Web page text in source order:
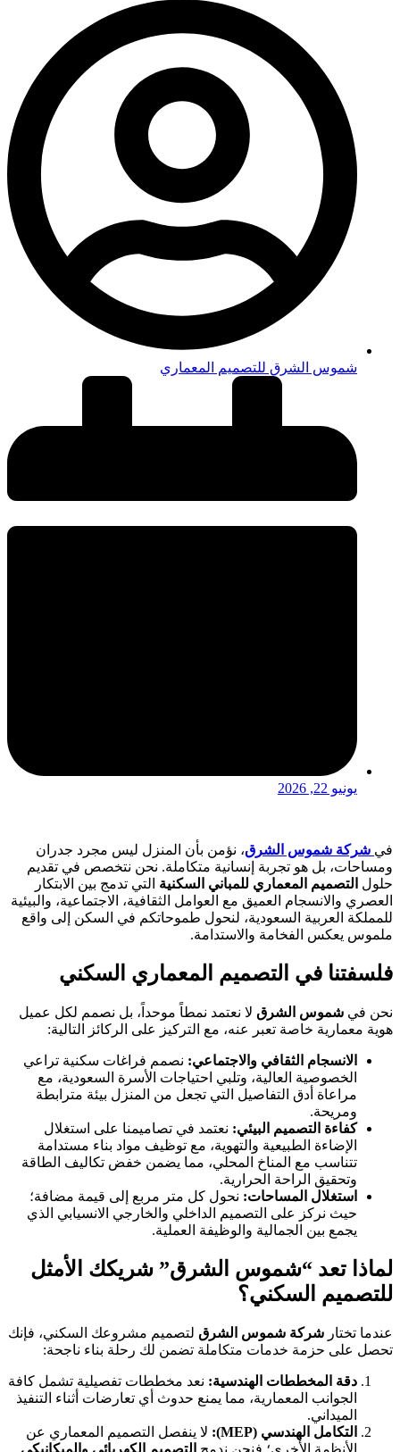
شموس الشرق للتصميم المعماري
يونيو 22, 2026
في شركة شموس الشرق، نؤمن بأن المنزل ليس مجرد جدران
ومساحات، بل هو تجربة إنسانية متكاملة. نحن نتخصص في تقديم
حلول التصميم المعماري للمباني السكنية التي تدمج بين الابتكار
العصري والانسجام العميق مع العوامل الثقافية، الاجتماعية، والبيئية
للمملكة العربية السعودية، لنحول طموحاتكم في السكن إلى واقع
ملموس يعكس الفخامة والاستدامة.
فلسفتنا في التصميم المعماري السكني
نحن في شموس الشرق لا نعتمد نمطاً موحداً، بل نصمم لكل عميل
هوية معمارية خاصة تعبر عنه، مع التركيز على الركائز التالية:
الانسجام الثقافي والاجتماعي: نصمم فراغات سكنية تراعي
الخصوصية العالية، وتلبي احتياجات الأسرة السعودية، مع
مراعاة أدق التفاصيل التي تجعل من المنزل بيئة مترابطة
ومريحة.
كفاءة التصميم البيئي: نعتمد في تصاميمنا على استغلال
الإضاءة الطبيعية والتهوية، مع توظيف مواد بناء مستدامة
تتناسب مع المناخ المحلي، مما يضمن خفض تكاليف الطاقة
وتحقيق الراحة الحرارية.
استغلال المساحات: نحول كل متر مربع إلى قيمة مضافة؛
حيث نركز على التصميم الداخلي والخارجي الانسيابي الذي
يجمع بين الجمالية والوظيفة العملية.
لماذا تعد “شموس الشرق” شريكك الأمثل
للتصميم السكني؟
عندما تختار شركة شموس الشرق لتصميم مشروعك السكني، فإنك
تحصل على حزمة خدمات متكاملة تضمن لك رحلة بناء ناجحة:
دقة المخططات الهندسية: نعد مخططات تفصيلية تشمل كافة
الجوانب المعمارية، مما يمنع حدوث أي تعارضات أثناء التنفيذ
الميداني.
التكامل الهندسي (MEP):
لا ينفصل التصميم المعماري عن
الأنظمة الأخرى؛ فنحن ندمج
التصميم الكهربائي والميكانيكي